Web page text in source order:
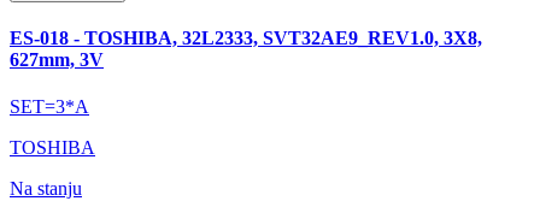
ES-018 - TOSHIBA, 32L2333, SVT32AE9_REV1.0, 3X8,
627mm, 3V
SET=3*A
TOSHIBA
Na stanju